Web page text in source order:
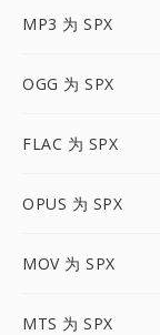
MP3 为 SPX
OGG 为 SPX
FLAC 为 SPX
OPUS 为 SPX
MOV 为 SPX
MTS 为 SPX